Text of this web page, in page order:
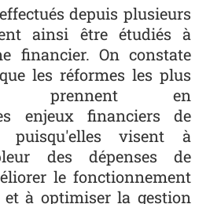
depuis plusieurs
ainsi être étudiés à
financier. On constate
les réformes les plus
prennent en
enjeux financiers de
puisqu'elles visent à
des dépenses de
le fonctionnement
à optimiser la gestion